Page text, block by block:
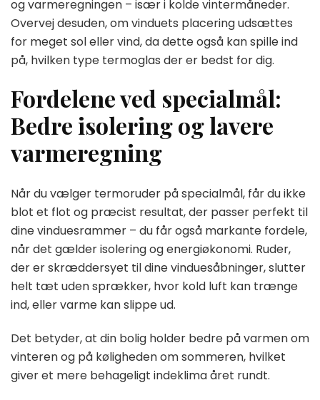
og varmeregningen – især i kolde vintermåneder.
Overvej desuden, om vinduets placering udsættes
for meget sol eller vind, da dette også kan spille ind
på, hvilken type termoglas der er bedst for dig.
Fordelene ved specialmål:
Bedre isolering og lavere
varmeregning
Når du vælger termoruder på specialmål, får du ikke
blot et flot og præcist resultat, der passer perfekt til
dine vinduesrammer – du får også markante fordele,
når det gælder isolering og energiøkonomi. Ruder,
der er skræddersyet til dine vinduesåbninger, slutter
helt tæt uden sprækker, hvor kold luft kan trænge
ind, eller varme kan slippe ud.
Det betyder, at din bolig holder bedre på varmen om
vinteren og på køligheden om sommeren, hvilket
giver et mere behageligt indeklima året rundt.